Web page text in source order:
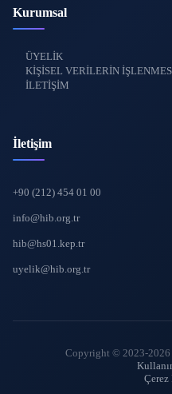
Kurumsal
ÜYELİK
KİŞİSEL VERİLERİN
İLETİŞİM
İletişim
+90 (212) 454 01 00
info@hib.org.tr
hib@hs01.kep.tr
uyelik@hib.org.tr
Copyright © 2023-2026
Çerez